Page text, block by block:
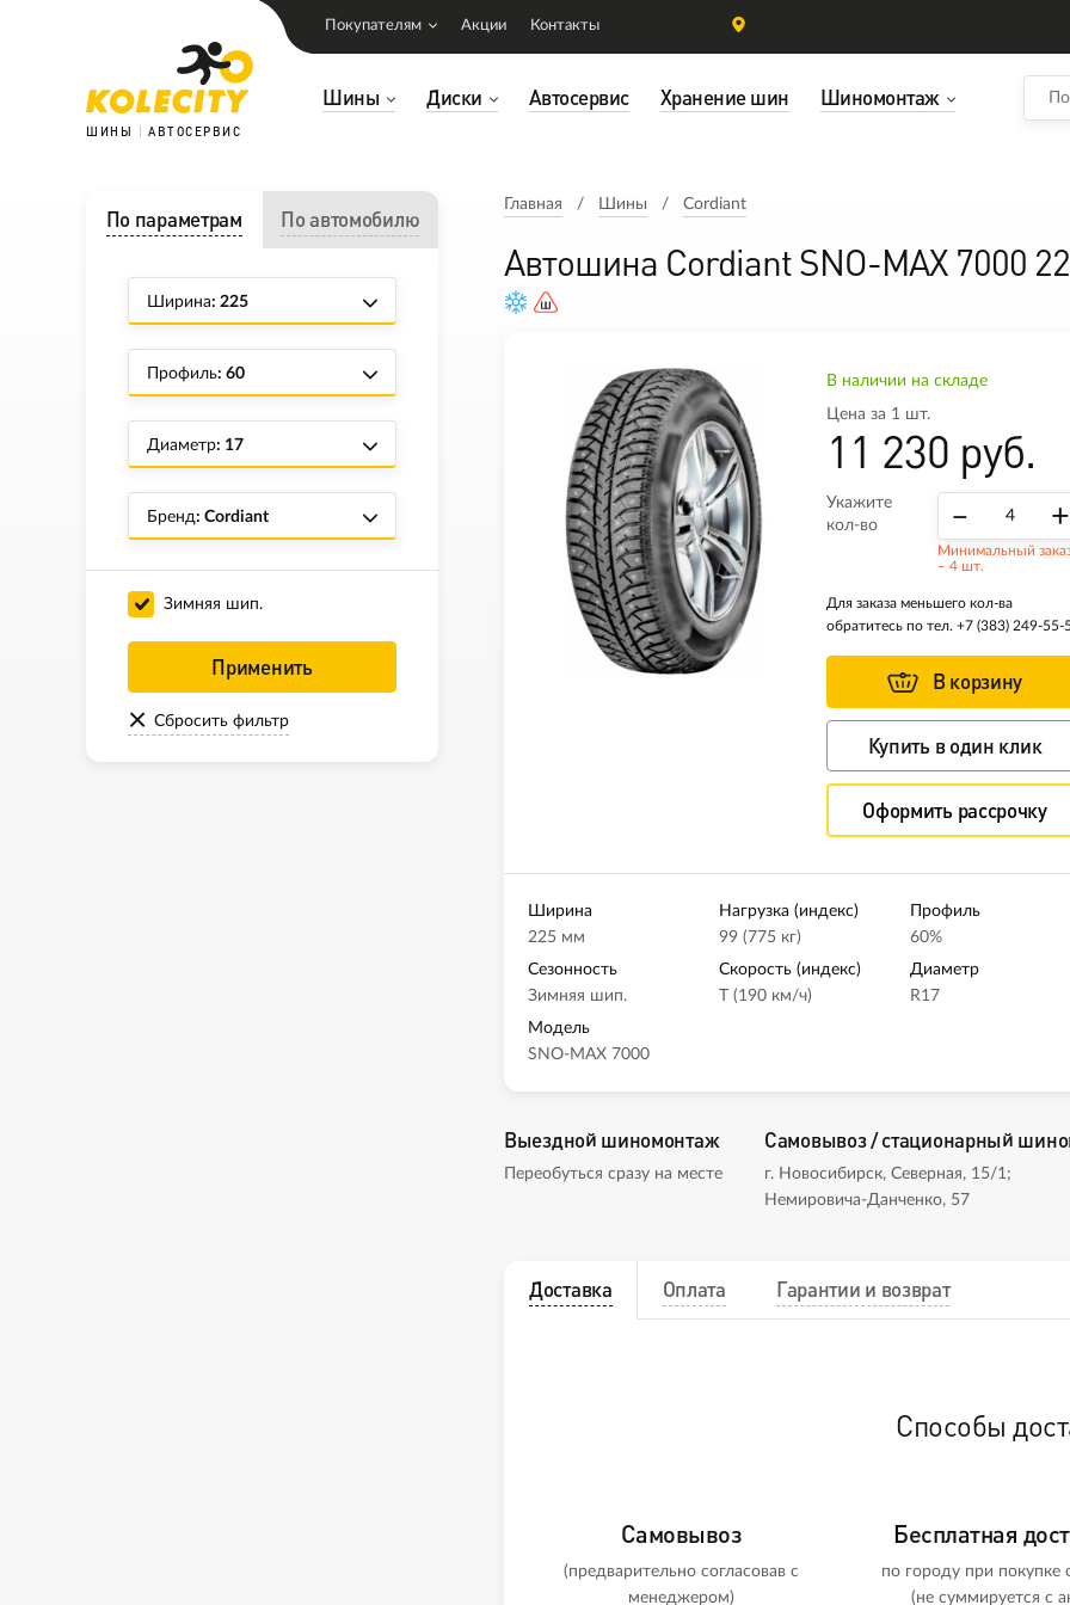
ШИНЫ АВТОСЕРВИС
Шины Диски Автосервис Хранение шин Шиномонтаж
Покупателям Акции Контакты
Главная Шины Cordiant
Автошина Cordiant SNO-MAX 7000
По параметрам По автомобилю
Ширина: 225
Профиль: 60
Диаметр: 17
Бренд: Cordiant
Зимняя шип.
Применить
Сбросить фильтр
В наличии на складе
Цена за 1 шт.
11 230 руб.
Укажите
кол-во
– +
Минимальный
– 4 шт.
Для заказа меньшего кол-ва
обратитесь по тел. +7 (383) 249-55-
В корзину
Купить в один клик
Оформить рассрочку
Ширина
225 мм
Нагрузка (индекс)
99 (775 кг)
Профиль
60%
Сезонность
Зимняя шип.
Скорость (индекс)
T (190 км/ч)
Диаметр
R17
Модель
SNO-MAX 7000
Выездной шиномонтаж
Переобуться сразу на месте
Самовывоз / стационарный
г. Новосибирск, Северная, 15/1;
Немировича-Данченко, 57
Доставка Оплата Гарантии и возврат
Способы
Самовывоз
(предварительно согласовав с
менеджером)
Бесплатная
по городу при покупке
(не суммируется с